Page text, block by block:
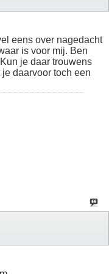
eens over nagedacht
is voor mij. Ben
je daar trouwens
daarvoor toch een